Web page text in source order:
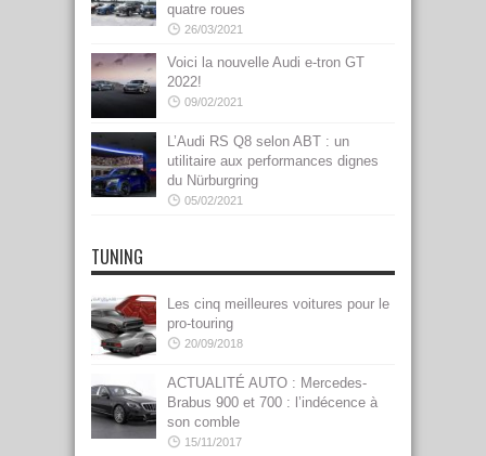
quatre roues
26/03/2021
Voici la nouvelle Audi e-tron GT
2022!
09/02/2021
L’Audi RS Q8 selon ABT : un
utilitaire aux performances dignes
du Nürburgring
05/02/2021
TUNING
Les cinq meilleures voitures pour le
pro-touring
20/09/2018
ACTUALITÉ AUTO : Mercedes-
Brabus 900 et 700 : l’indécence à
son comble
15/11/2017